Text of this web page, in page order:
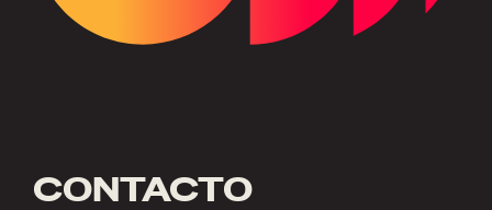
CONTACTO